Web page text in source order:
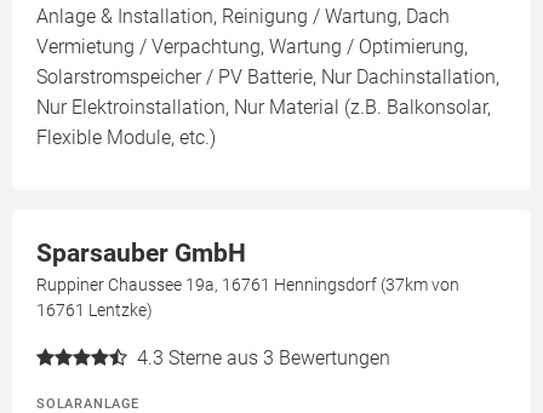
Anlage & Installation, Reinigung / Wartung, Dach
Vermietung / Verpachtung, Wartung / Optimierung,
Solarstromspeicher / PV Batterie, Nur Dachinstallation,
Nur Elektroinstallation, Nur Material (z.B. Balkonsolar,
Flexible Module, etc.)
Sparsauber GmbH
Ruppiner Chaussee 19a, 16761 Henningsdorf (37km von
16761 Lentzke)
4.3 Sterne aus 3 Bewertungen
SOLARANLAGE